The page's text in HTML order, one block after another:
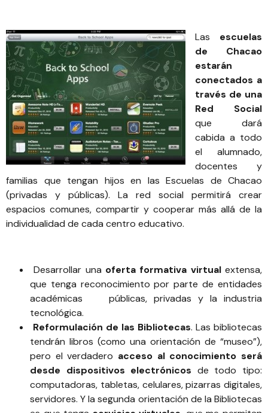
Las escuelas
de Chacao
estarán
conectados a
través de una
Red Social
que dará
cabida a todo
el alumnado,
docentes y
familias que tengan hijos en las Escuelas de Chacao
(privadas y públicas). La red social permitirá crear
espacios comunes, compartir y cooperar más allá de la
individualidad de cada centro educativo.
Desarrollar una oferta formativa virtualextensa,
que tenga reconocimiento por parte de entidades
académicas públicas, privadas y la industria
tecnológica.
Reformulación de las Bibliotecas. Las bibliotecas
tendrán libros (como una orientación de “museo”),
pero el verdadero acceso al conocimiento será
desde dispositivos electrónicos de todo tipo:
computadoras, tabletas, celulares, pizarras digitales,
servidores. Y la segunda orientación de la Bibliotecas